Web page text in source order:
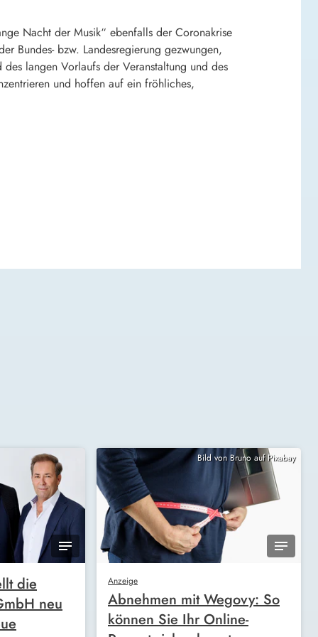
Nacht der Musik“ ebenfalls der Coronakrise
Bundes- bzw. Landesregierung gezwungen,
langen Vorlaufs der Veranstaltung und des
und hoffen auf ein fröhliches,
die
neu
Bild von Bruno auf Pixabay
Anzeige
Abnehmen mit Wegovy: So
können Sie Ihr Online-